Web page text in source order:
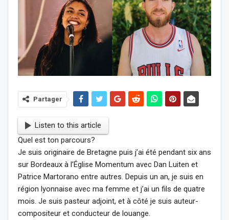
Partager
Listen to this article
Quel est ton parcours?
Je suis originaire de Bretagne puis j’ai été pendant six ans
sur Bordeaux à l’Église Momentum avec Dan Luiten et
Patrice Martorano entre autres. Depuis un an, je suis en
région lyonnaise avec ma femme et j’ai un fils de quatre
mois. Je suis pasteur adjoint, et à côté je suis auteur-
compositeur et conducteur de louange.